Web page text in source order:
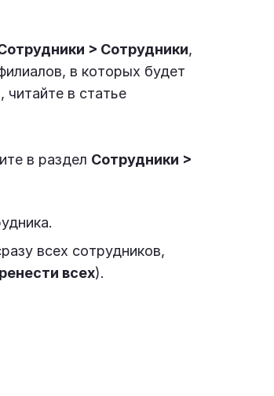
> Сотрудники,
в которых будет
в статье
в раздел Сотрудники >
всех сотрудников,
всех).